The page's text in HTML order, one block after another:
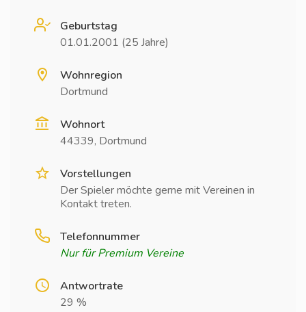
Geburtstag
01.01.2001 (25 Jahre)
Wohnregion
Dortmund
Wohnort
44339, Dortmund
Vorstellungen
Der Spieler möchte gerne mit Vereinen in
Kontakt treten.
Telefonnummer
Nur für Premium Vereine
Antwortrate
29 %